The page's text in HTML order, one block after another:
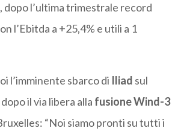
l’ultima trimestrale record
l’Ebitda a +25,4% e utili a 1
l’imminente sbarco di Iliad sul
il via libera alla fusione Wind-3
“Noi siamo pronti su tutti i